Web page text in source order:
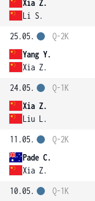
Xia Z.
Li S.
25.05.
Yang Y.
Xia Z.
Q-2K
24.05.
Xia Z.
Liu L.
Q-1K
11.05.
Pade C.
Xia Z.
Q-2K
10.05.
Q-1K